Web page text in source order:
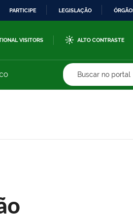
PARTICIPE LEGISLAÇÃO
VISITORS ALTO CONTRASTE
Buscar no portal